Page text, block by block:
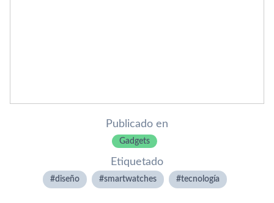
Publicado en
Gadgets
Etiquetado
diseño smartwatches tecnologí­a